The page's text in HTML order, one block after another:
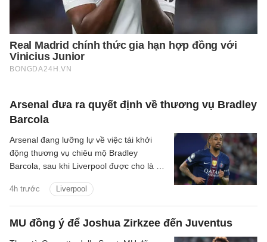
Arsenal đưa ra quyết định về thương vụ Bradley
Barcola
4h trước Liverpool
Arsenal đang lưỡng lự về việc tái khởi
động thương vụ chiêu mộ Bradley
Barcola, sau khi Liverpool được cho là đã
MU đồng ý để Joshua Zirkzee đến Juventus